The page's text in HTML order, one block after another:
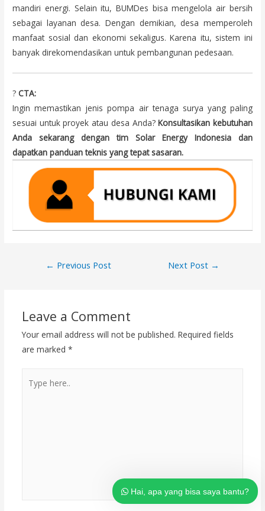
mandiri energi. Selain itu, BUMDes bisa mengelola air bersih
sebagai layanan desa. Dengan demikian, desa memperoleh
manfaat sosial dan ekonomi sekaligus. Karena itu, sistem ini
banyak direkomendasikan untuk pembangunan pedesaan.
?CTA:
Ingin memastikan jenis pompa air tenaga surya yang paling
sesuai untuk proyek atau desa Anda?Konsultasikan kebutuhan
Anda sekarang dengan tim Solar Energy Indonesia dan
dapatkan panduan teknis yang tepat sasaran.
← Previous Post Next Post →
Leave a Comment
Your email address will not be published. Required fields
are marked *
here..
Hai, apa yang bisa saya bantu?